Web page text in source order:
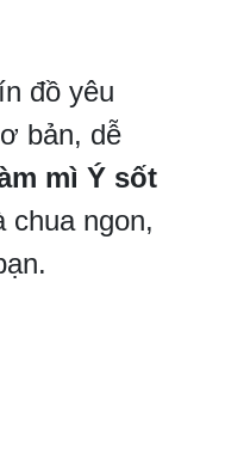
đồ yêu
bản, dễ
mì Ý sốt
ngon,